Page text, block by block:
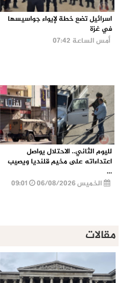
اسرائيل تضع خطة لإيواء جواسيسها
في غزة
أمس الساعة 07:42
لليوم الثاني.. الاحتلال يواصل
اعتداءاته على مخيم قلنديا ويصيب
...
الخميس 06/08/2026
مقالات